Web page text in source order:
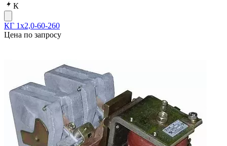
К
КГ 1х2,0-60-260
Цена по запросу